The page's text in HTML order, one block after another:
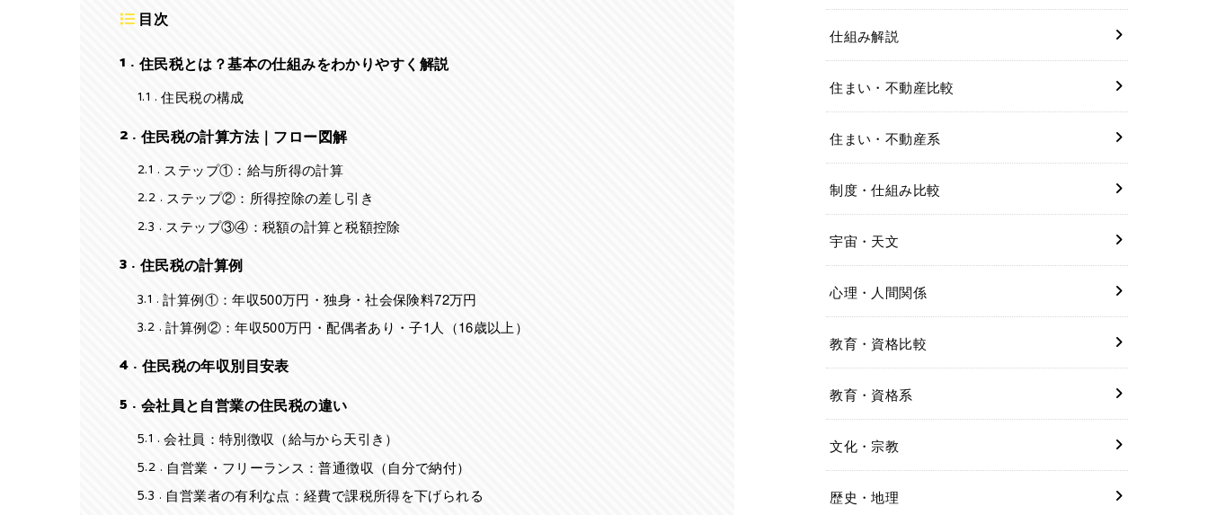
目次
1
住民税とは？基本の仕組みをわかりやすく解説
1.1
住民税の構成
2
住民税の計算方法｜フロー図解
2.1
ステップ①：給与所得の計算
2.2 ステップ②：所得控除の差し引き
2.3 ステップ③④：税額の計算と税額控除
3
住民税の計算例
3.1
計算例①：年収500万円・独身・社会保険料72万円
3.2 計算例②：年収500万円・配偶者あり・子1人（16歳以上）
4 住民税の年収別目安表
5
会社員と自営業の住民税の違い
5.1
会社員：特別徴収（給与から天引き）
5.2 自営業・フリーランス：普通徴収（自分で納付）
5.3 自営業者の有利な点：経費で課税所得を下げられる
仕組み解説
住まい・不動産比較
住まい・不動産系
制度・仕組み比較
宇宙・天文
心理・人間関係
教育・資格比較
教育・資格系
文化・宗教
歴史・地理